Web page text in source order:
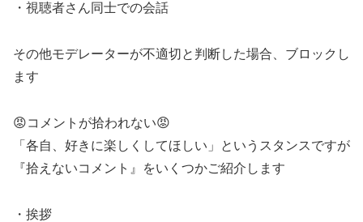
・視聴者さん同士での会話
その他モデレーターが不適切と判断した場合、ブロックし
ます
😡コメントが拾われない😡
「各自、好きに楽しくしてほしい」というスタンスですが
『拾えないコメント』をいくつかご紹介します
・挨拶